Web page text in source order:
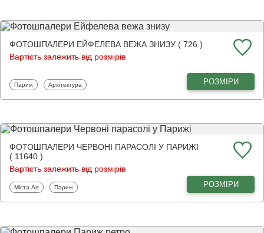
ФОТОШПАЛЕРИ ЕЙФЕЛЕВА ВЕЖА ЗНИЗУ ( 726 )
Вартість залежить від розмірів
Фотошпалери
Париж Фотошпалери
Архітектура РОЗМІРИ
ФОТОШПАЛЕРИ ЧЕРВОНІ ПАРАСОЛІ У ПАРИЖІ
( 11640 )
Вартість залежить від розмірів
Фотошпалери
Міста Art Фотошпалери
Париж РОЗМІРИ